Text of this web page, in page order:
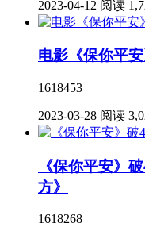
2023-04-12 阅读
电影《保你平
1618453
2023-03-28 阅读
《保你平安》
方》
1618268